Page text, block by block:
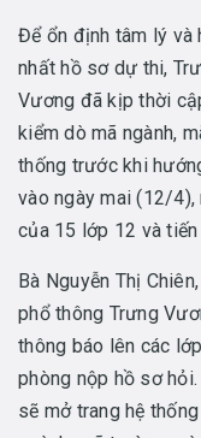
Để ổn định tâm lý và
nhất hồ sơ dự thi,
Vương đã kịp thời
kiểm dò mã ngành,
thống trước khi
vào ngày mai (12/
của 15 lớp 12 và
Bà Nguyễn Thị
phổ thông Trưng
thông báo lên các
phòng nộp hồ sơ
sẽ mở trang hệ